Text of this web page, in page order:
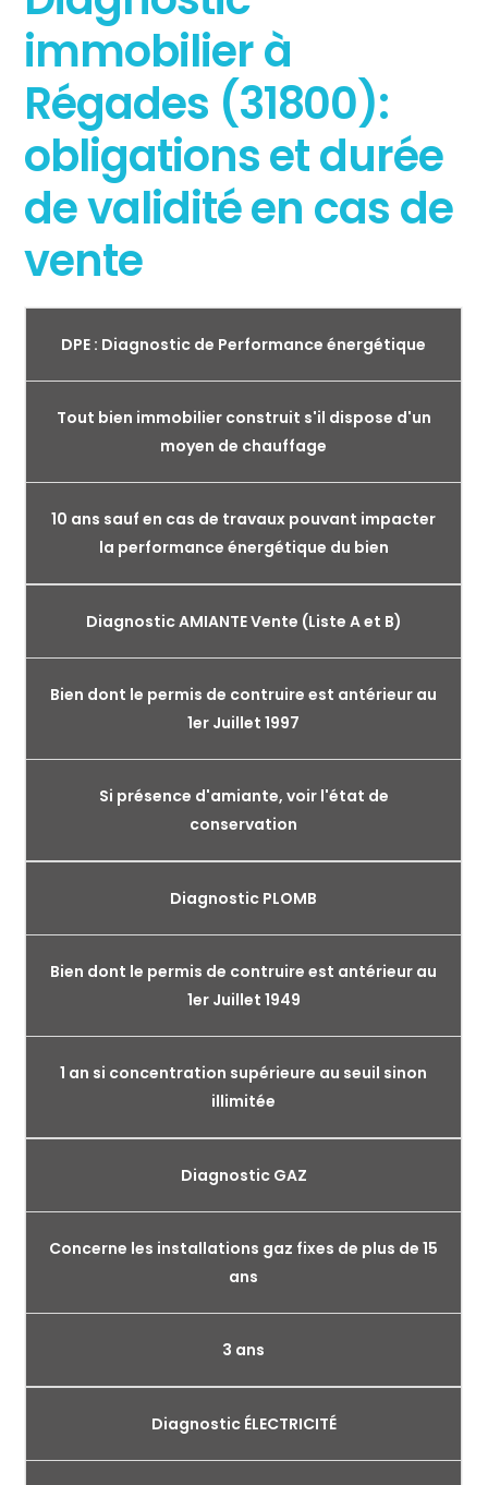
immobilier à
Régades (31800):
obligations et durée
de validité en cas de
vente
DPE : Diagnostic de Performance énergétique
Tout bien immobilier construit s'il dispose d'un
moyen de chauffage
10 ans sauf en cas de travaux pouvant impacter
la performance énergétique du bien
Diagnostic AMIANTE Vente (Liste A et B)
Bien dont le permis de contruire est antérieur au
1er Juillet 1997
Si présence d'amiante, voir l'état de
conservation
Diagnostic PLOMB
Bien dont le permis de contruire est antérieur au
1er Juillet 1949
1 an si concentration supérieure au seuil sinon
illimitée
Diagnostic GAZ
Concerne les installations gaz fixes de plus de 15
ans
3 ans
Diagnostic ÉLECTRICITÉ